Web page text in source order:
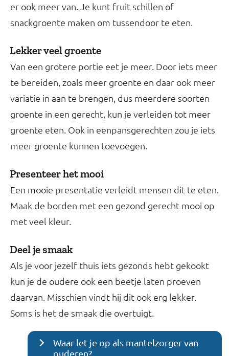
er ook meer van. Je kunt fruit schillen of
snackgroente maken om tussendoor te eten.
Lekker veel groente
Van een grotere portie eet je meer. Door iets meer
te bereiden, zoals meer groente en daar ook meer
variatie in aan te brengen, dus meerdere soorten
groente in een gerecht, kun je verleiden tot meer
groente eten. Ook in eenpansgerechten zou je iets
meer groente kunnen toevoegen.
Presenteer het mooi
Een mooie presentatie verleidt mensen dit te eten.
Maak de borden met een gezond gerecht mooi op
met veel kleur.
Deel je smaak
Als je voor jezelf thuis iets gezonds hebt gekookt
kun je de oudere ook een beetje laten proeven
daarvan. Misschien vindt hij dit ook erg lekker.
Soms is het de smaak die overtuigt.
Waar let je op als mantelzorger van
ouderen?